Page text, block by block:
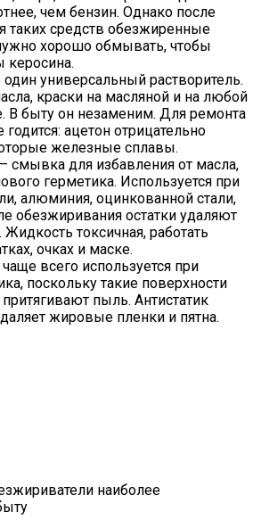
чем бензин. Однако после
таких средств обезжиренные
хорошо обмывать, чтобы
керосина.
универсальный растворитель.
краски на масляной и на любой
В быту он незаменим. Для ремонта
ацетон отрицательно
железные сплавы.
– смывка для избавления от масла,
герметика. Используется при
алюминия, оцинкованной стали,
обезжиривания остатки удаляют
Жидкость токсичная, работать
очках и маске.
всего используется при
поскольку такие поверхности
пыль. Антистатик
жировые пленки и пятна.
наиболее